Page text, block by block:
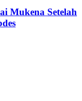
Mukena Setelah